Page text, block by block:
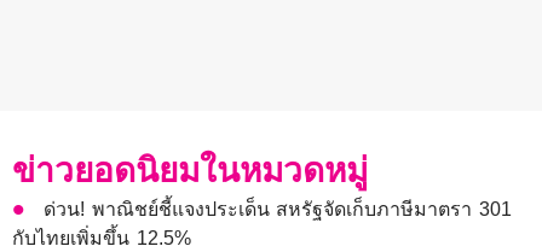
ข่าวยอดนิยมในหมวดหมู่
ด่วน! พาณิชย์ชี้แจงประเด็น สหรัฐจัดเก็บภาษีมาตรา 301
กับไทยเพิ่มขึ้น 12.5%